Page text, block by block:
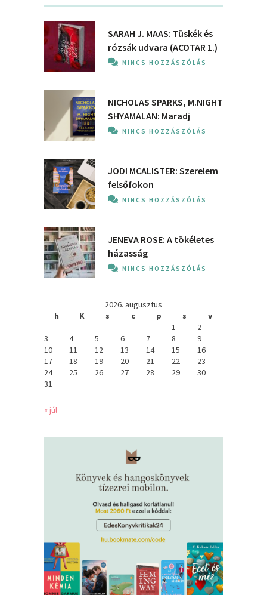
SARAH J. MAAS: Tüskék és
rózsák udvara (ACOTAR 1.)
NINCS HOZZÁSZÓLÁS
NICHOLAS SPARKS, M.NIGHT
SHYAMALAN: Maradj
NINCS HOZZÁSZÓLÁS
JODI MCALISTER: Szerelem
felsőfokon
NINCS HOZZÁSZÓLÁS
JENEVA ROSE: A ​tökéletes
házasság
NINCS HOZZÁSZÓLÁS
2026. augusztus
h
K s c p s
v
1
2
3
4 5 6 7 8
9
10
11 12 13 14 15
16
17
18 19 20 21 22
23
24
25 26 27 28 29
30
31
« júl